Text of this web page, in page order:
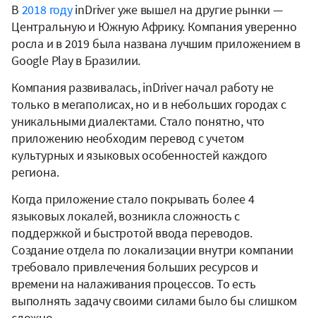
В 2018 годуinDriver уже вышел на другие рынки —
Центральную и Южную Африку. Компания уверенно
росла и в 2019 была названа лучшим приложением в
Google Play в Бразилии.
Компания развивалась, inDriver начал работу не
только в мегаполисах, но и в небольших городах с
уникальными диалектами. Стало понятно, что
приложению необходим перевод с учетом
культурных и языковых особенностей каждого
региона.
Когда приложение стало покрывать более 4
языковых локалей, возникла сложность с
поддержкой и быстротой ввода переводов.
Создание отдела по локализации внутри компании
требовало привлечения больших ресурсов и
времени на налаживания процессов. То есть
выполнять задачу своими силами было бы слишком